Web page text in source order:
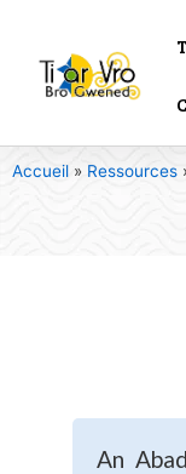
Accueil » Ressources
An